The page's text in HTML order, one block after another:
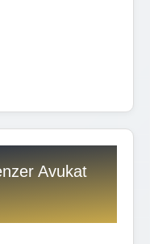
Avukat